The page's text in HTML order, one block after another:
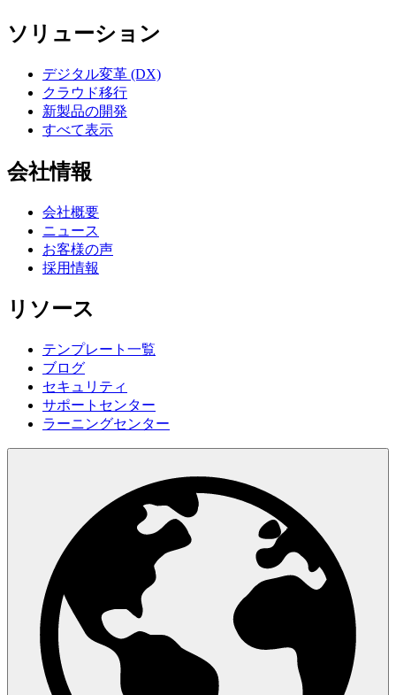
ソリューション
デジタル変革 (DX)
クラウド移行
新製品の開発
すべて表示
会社情報
会社概要
ニュース
お客様の声
採用情報
リソース
テンプレート一覧
ブログ
セキュリティ
サポートセンター
ラーニングセンター